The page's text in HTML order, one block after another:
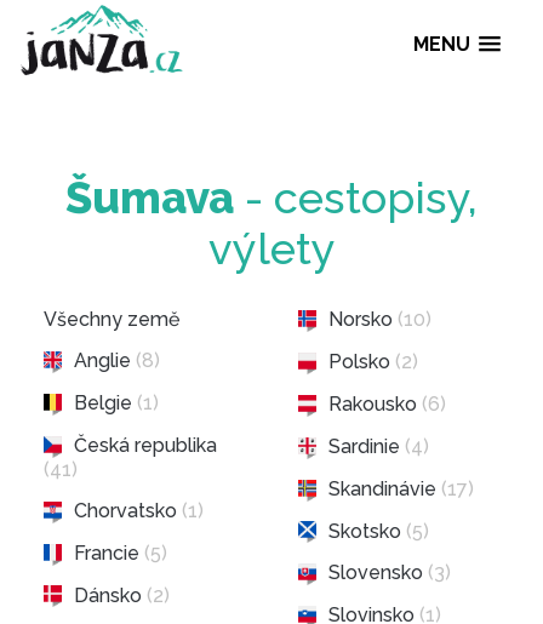
MENU
Šumava-
výlety
Všechny země
Anglie (8)
Belgie (1)
Česká republika
(41)
Chorvatsko (1)
Francie (5)
Dánsko (2)
Norsko (10)
Polsko (2)
Rakousko (6)
Sardinie (4)
Skandinávie (17)
Skotsko (5)
Slovensko (3)
Slovinsko (1)